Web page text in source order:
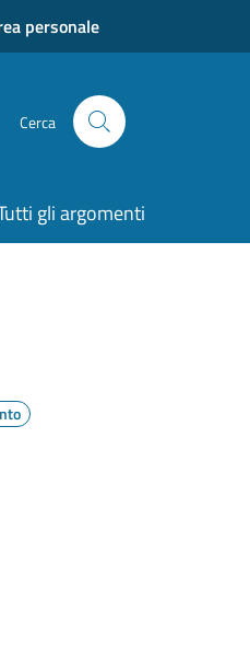
personale
Cerca
gli argomenti